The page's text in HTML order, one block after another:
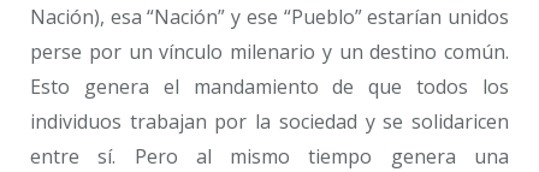
Nación), esa “Nación” y ese “Pueblo” estarían unidos
perse por un vínculo milenario y un destino común.
Esto genera el mandamiento de que todos los
individuos trabajan por la sociedad y se solidaricen
entre sí. Pero al mismo tiempo genera una